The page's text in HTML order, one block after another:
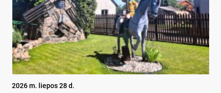
2026 m. liepos 28 d.